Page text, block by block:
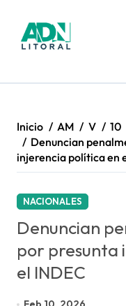
contenido
Inicio AM V
10
Denuncian
injerencia política en
NACIONALES
Denuncian
por presunta
el INDEC